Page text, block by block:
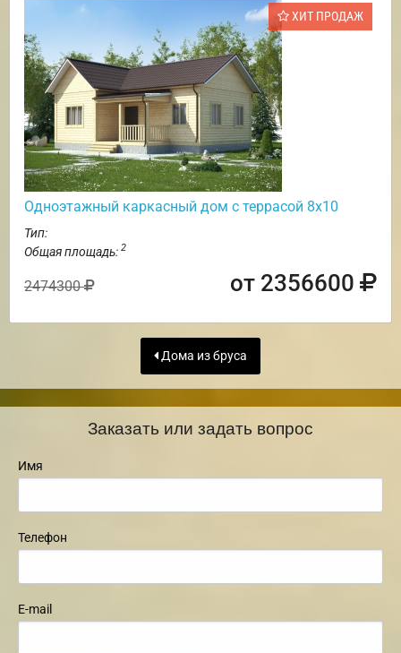
ХИТ ПРОДАЖ
Одноэтажный каркасный дом с террасой 8х10
Тип:
Общая площадь: 2
2474300 от 2356600
Дома из бруса
Заказать или задать вопрос
Имя
Телефон
E-mail